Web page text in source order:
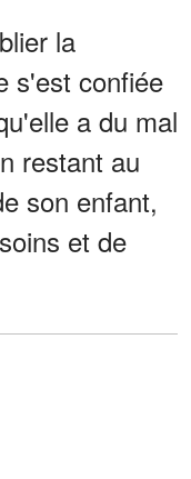
la
s'est confiée
a du mal
restant au
son enfant,
et de